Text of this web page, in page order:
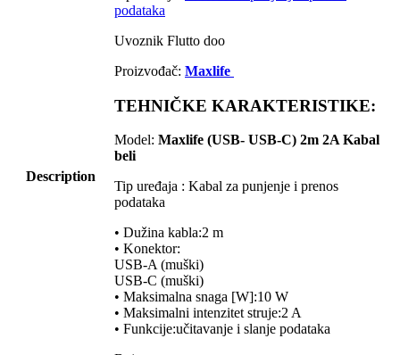
Description
podataka
Uvoznik Flutto doo
Proizvođač: Maxlife
TEHNIČKE KARAKTERISTIKE:
Model: Maxlife (USB- USB-C) 2m 2A Kabal
beli
Tip uređaja : Kabal za punjenje i prenos
podataka
• Dužina kabla:2 m
• Konektor:
USB-A (muški)
USB-C (muški)
• Maksimalna snaga [W]:10 W
• Maksimalni intenzitet struje:2 A
• Funkcije:učitavanje i slanje podataka